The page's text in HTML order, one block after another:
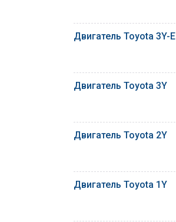
Двигатель Toyota 3Y-E
Двигатель Toyota 3Y
Двигатель Toyota 2Y
Двигатель Toyota 1Y